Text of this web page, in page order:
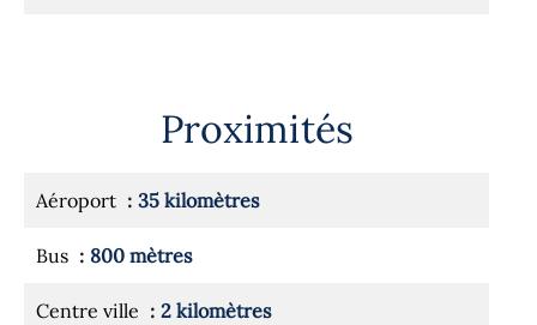
Proximités
Aéroport 35 kilomètres
Bus 800 mètres
Centre ville 2 kilomètres